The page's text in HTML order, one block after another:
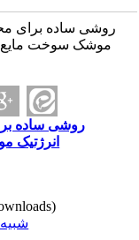
روشی ساده برای
موشک سوخت مایع
روشی ساده
انرژتیک